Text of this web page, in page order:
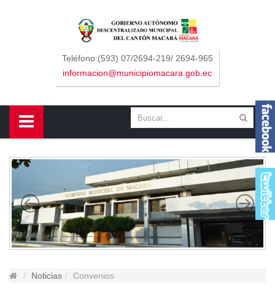
Teléfono:(593) 07/2694-219/ 2694-965
informacion@municipiomacara.gob.ec
Noticias Convenios
Sidebar Menu
Concejo
Departamentos
Contáctenos
Cantón
Himno a Macará
Símbolos Patrios
Gastronomía